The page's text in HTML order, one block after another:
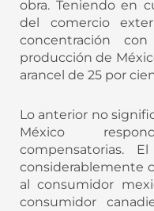
obra. Teniendo en
del comercio
concentración
producción de
arancel de 25 por
Lo anterior no
México
compensatorias.
considerablemente
al consumidor
consumidor